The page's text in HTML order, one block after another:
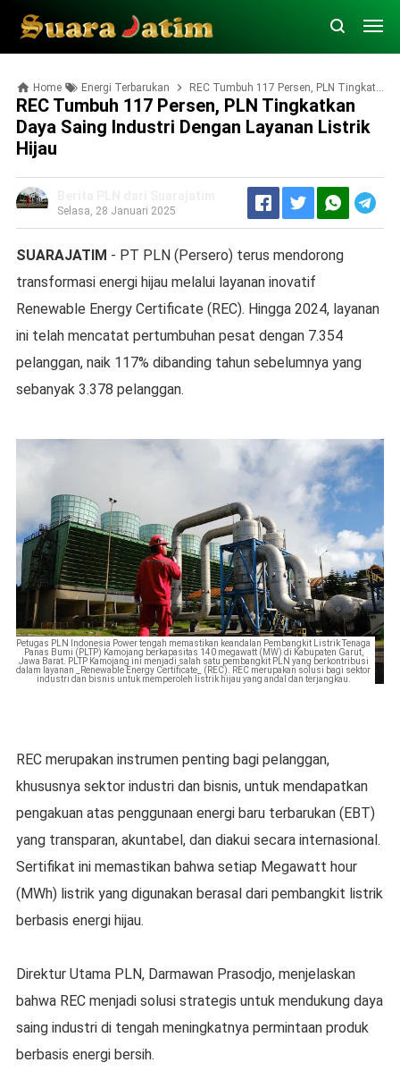
Home Energi Terbarukan REC Tumbuh 117 Persen, PLN Tingkatkan Daya Saing Industri dengan Layanan Listrik Hijau
REC Tumbuh 117 Persen, PLN Tingkatkan
Daya Saing Industri Dengan Layanan Listrik
Hijau
Selasa, 28 Januari 2025
SUARAJATIM - PT PLN (Persero) terus mendorong
transformasi energi hijau melalui layanan inovatif
Renewable Energy Certificate (REC). Hingga 2024, layanan
ini telah mencatat pertumbuhan pesat dengan 7.354
pelanggan, naik 117% dibanding tahun sebelumnya yang
sebanyak 3.378 pelanggan.
Petugas PLN Indonesia Power tengah memastikan keandalan Pembangkit Listrik Tenaga
Panas Bumi (PLTP) Kamojang berkapasitas 140 megawatt (MW) di Kabupaten Garut,
Jawa Barat. PLTP Kamojang ini menjadi salah satu pembangkit PLN yang berkontribusi
dalam layanan _Renewable Energy Certificate_ (REC). REC merupakan solusi bagi sektor
industri dan bisnis untuk memperoleh listrik hijau yang andal dan terjangkau.
REC merupakan instrumen penting bagi pelanggan,
khususnya sektor industri dan bisnis, untuk mendapatkan
pengakuan atas penggunaan energi baru terbarukan (EBT)
yang transparan, akuntabel, dan diakui secara internasional.
Sertifikat ini memastikan bahwa setiap Megawatt hour
(MWh) listrik yang digunakan berasal dari pembangkit listrik
berbasis energi hijau.
Direktur Utama PLN, Darmawan Prasodjo, menjelaskan
bahwa REC menjadi solusi strategis untuk mendukung daya
saing industri di tengah meningkatnya permintaan produk
berbasis energi bersih.